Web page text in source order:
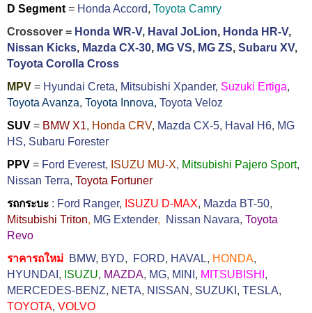
D Segment = Honda Accord, Toyota Camry
Crossover = Honda WR-V, Haval JoLion, Honda HR-V,
Nissan Kicks, Mazda CX-30, MG VS, MG ZS, Subaru XV,
Toyota Corolla Cross
MPV = Hyundai Creta, Mitsubishi Xpander, Suzuki Ertiga,
Toyota Avanza, Toyota Innova, Toyota Veloz
SUV = BMW X1, Honda CRV, Mazda CX-5, Haval H6, MG
HS, Subaru Forester
PPV = Ford Everest, ISUZU MU-X, Mitsubishi Pajero Sport,
Nissan Terra, Toyota Fortuner
รถกระบะ : Ford Ranger, ISUZU D-MAX, Mazda BT-50,
Mitsubishi Triton, MG Extender, Nissan Navara, Toyota
Revo
ราคารถใหม่ BMW, BYD, FORD, HAVAL, HONDA,
HYUNDAI , ISUZU, MAZDA, MG, MINI , MITSUBISHI ,
MERCEDES-BENZ, NETA, NISSAN , SUZUKI , TESLA,
TOYOTA, VOLVO